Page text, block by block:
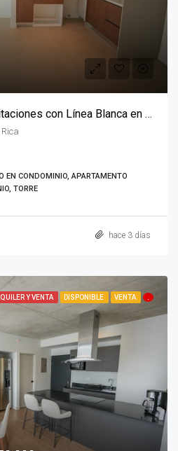
Apartamento de 2 Habitaciones con Línea Blanca en Parkwood
EN CONDOMINIO, APARTAMENTO
TORRE
hace 3 días
Y VENTA DISPONIBLE VENTA